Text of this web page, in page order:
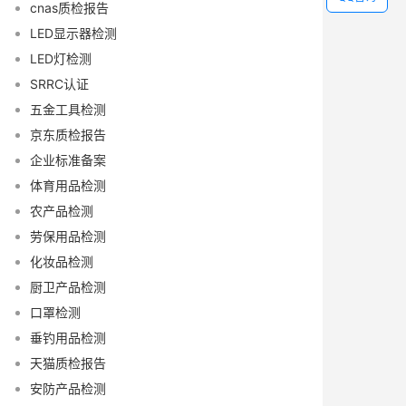
cnas质检报告
LED显示器检测
LED灯检测
SRRC认证
五金工具检测
京东质检报告
企业标准备案
体育用品检测
农产品检测
劳保用品检测
化妆品检测
厨卫产品检测
口罩检测
垂钓用品检测
天猫质检报告
安防产品检测